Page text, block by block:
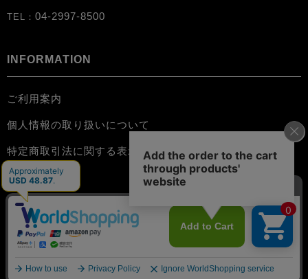
TEL： 04-2997-8500
INFORMATION
ご利用案内
個人情報の取り扱いについて
特定商取引法に関する表示
お問い合わせ
会員規約
©️BLK